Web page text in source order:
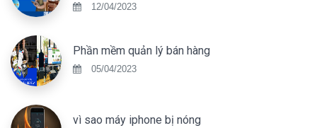
12/04/2023
Phần mềm quản lý bán hàng
05/04/2023
vì sao máy iphone bị nóng